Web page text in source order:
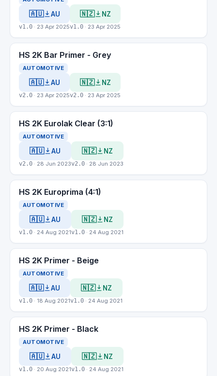
🇦🇺 AU
v1.0 · 23 Apr 2025
🇳🇿 NZ
v1.0 · 23 Apr 2025
HS 2K Bar Primer - Grey
AUTOMOTIVE
🇦🇺 AU
v2.0 · 23 Apr 2025
🇳🇿 NZ
v2.0 · 23 Apr 2025
HS 2K Eurolak Clear (3:1)
AUTOMOTIVE
🇦🇺 AU
v2.0 · 28 Jun 2023
🇳🇿 NZ
v2.0 · 28 Jun 2023
HS 2K Europrima (4:1)
AUTOMOTIVE
🇦🇺 AU
v1.0 · 24 Aug 2021
🇳🇿 NZ
v1.0 · 24 Aug 2021
HS 2K Primer - Beige
AUTOMOTIVE
🇦🇺 AU
v1.0 · 18 Aug 2021
🇳🇿 NZ
v1.0 · 24 Aug 2021
HS 2K Primer - Black
AUTOMOTIVE
🇦🇺 AU
v1.0 · 20 Aug 2021
🇳🇿 NZ
v1.0 · 24 Aug 2021